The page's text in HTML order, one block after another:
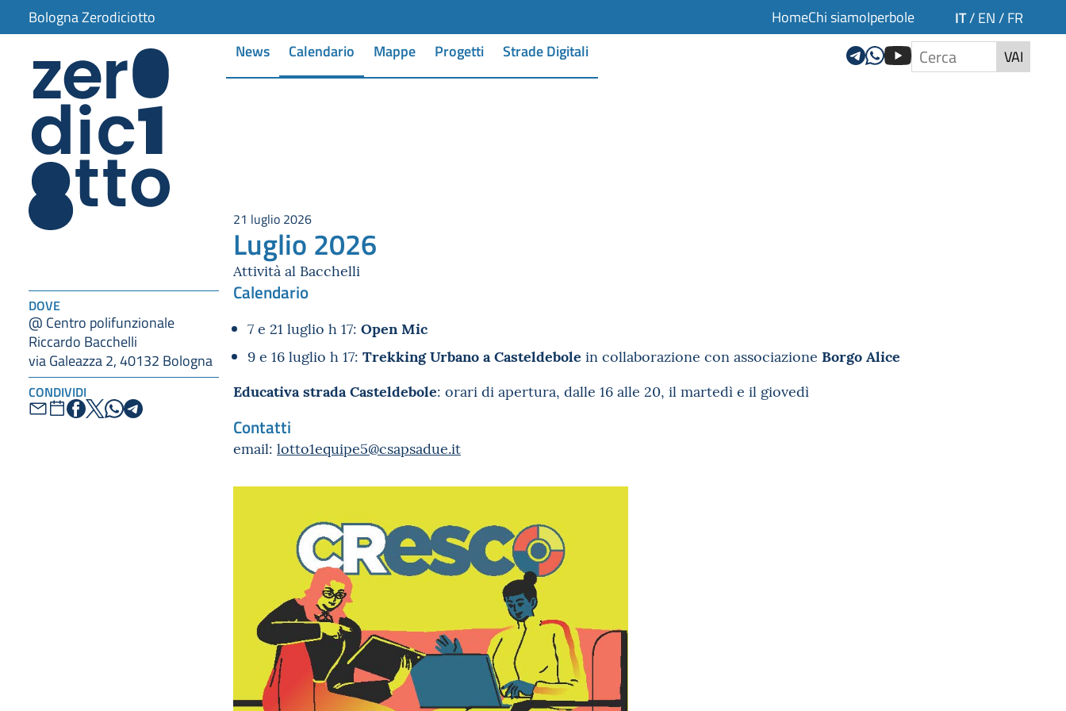
Bologna Zerodiciotto HomeChi siamoIperbole IT/ EN / FR
News Calendario Mappe Progetti Strade Digitali VAI
DOVE
@ Centro polifunzionale
Riccardo Bacchelli
via Galeazza 2, 40132 Bologna
CONDIVIDI
21 luglio 2026
Luglio 2026
Attività al Bacchelli
Calendario
7 e 21 luglio h 17: Open Mic
9 e 16 luglio h 17: Trekking Urbano a Casteldebole in collaborazione con associazione Borgo Alice
Educativa strada Casteldebole: orari di apertura, dalle 16 alle 20, il martedì e il giovedì
Contatti
email: lotto1equipe5@csapsadue.it